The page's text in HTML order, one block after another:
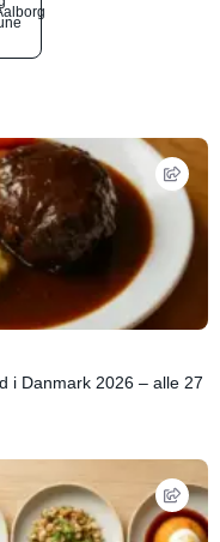
i Danmark 2026 – alle 27